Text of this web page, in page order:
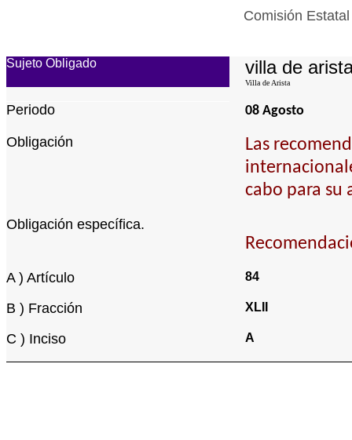
Comisión
Sujeto Obligado villa de
Villa de Arista
Periodo 08 Agosto
Obligación
Las
cabo para
Obligación específica.
A ) Artículo 84
B ) Fracción XLII
C ) Inciso A